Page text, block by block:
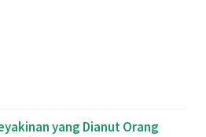
yang Dianut Orang